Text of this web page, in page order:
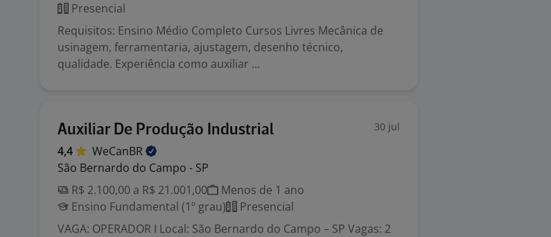
Presencial
Requisitos: Ensino Médio Completo Cursos Livres Mecânica de
usinagem, ferramentaria, ajustagem, desenho técnico,
qualidade. Experiência como auxiliar ...
Auxiliar De Produção Industrial 30 jul
4,4
WeCanBR
São Bernardo do Campo - SP
R$ 2.100,00 a R$ 21.001,00
Menos de 1 ano
Ensino Fundamental (1º grau)
Presencial
VAGA: OPERADOR I Local: São Bernardo do Campo – SP Vagas: 2